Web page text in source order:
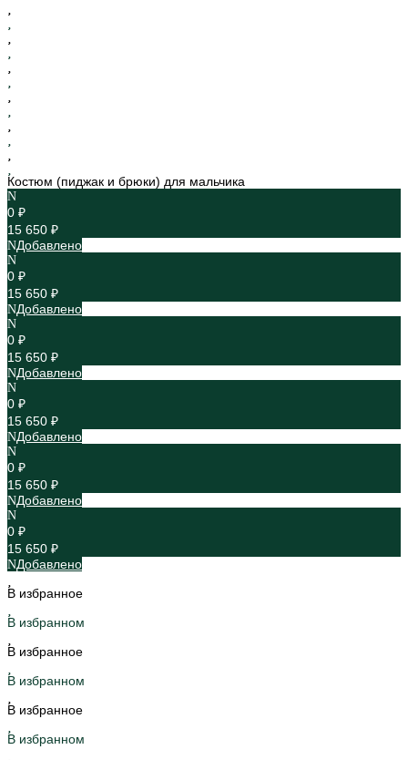
Костюм (пиджак и брюки) для мальчика
0 ₽
15 650 ₽
Добавлено
0 ₽
15 650 ₽
Добавлено
0 ₽
15 650 ₽
Добавлено
0 ₽
15 650 ₽
Добавлено
0 ₽
15 650 ₽
Добавлено
0 ₽
15 650 ₽
Добавлено
В избранное
В избранном
В избранное
В избранном
В избранное
В избранном